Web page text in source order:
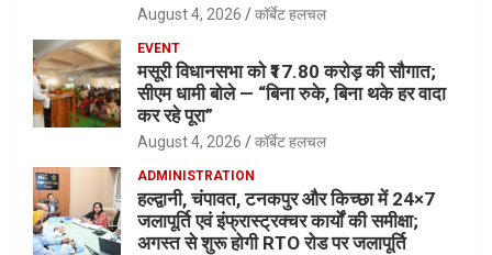
August 4, 2026 कॉर्बेट हलचल
EVENT
मसूरी विधानसभा को ₹17.80 करोड़ की सौगात;
सीएम धामी बोले — “बिना रुके, बिना थके हर वादा
कर रहे पूरा”
August 4, 2026 कॉर्बेट हलचल
ADMINISTRATION
हल्द्वानी, चंपावत, टनकपुर और किच्छा में 24×7
जलापूर्ति एवं इंफ्रास्ट्रक्चर कार्यों की समीक्षा;
अगस्त से शुरू होगी RTO रोड पर जलापूर्ति